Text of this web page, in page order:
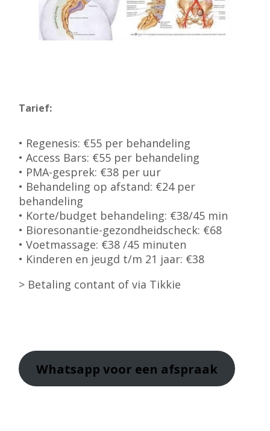
Tarief:
• Regenesis: €55 per behandeling
• Access Bars: €55 per behandeling
• PMA-gesprek: €38 per uur
• Behandeling op afstand: €24 per
behandeling
• Korte/budget behandeling: €38/45 min
• Bioresonantie-gezondheidscheck: €68
• Voetmassage: €38 /45 minuten
• Kinderen en jeugd t/m 21 jaar: €38
> Betaling contant of via Tikkie
Whatsapp voor een afspraak